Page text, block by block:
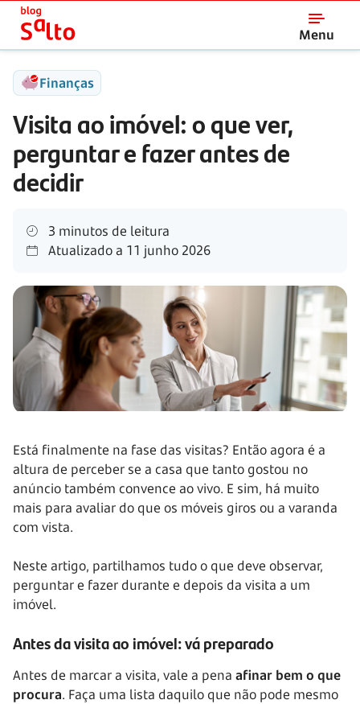
Menu
Salto
Finanças
Visita ao imóvel: o que ver,
perguntar e fazer antes de
decidir
3 minutos de leitura
Atualizado a 11 junho 2026
Está finalmente na fase das visitas? Então agora é a
altura de perceber se a casa que tanto gostou no
anúncio também convence ao vivo. E sim, há muito
mais para avaliar do que os móveis giros ou a varanda
com vista.
Neste artigo, partilhamos tudo o que deve observar,
perguntar e fazer durante e depois da visita a um
imóvel.
Antes da visita ao imóvel: vá preparado
Antes de marcar a visita, vale a pena afinar bem o que
procura. Faça uma lista daquilo que não pode mesmo